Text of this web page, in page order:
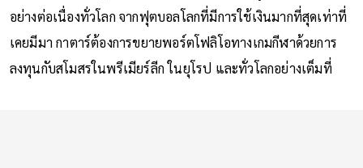
อย่างต่อเนื่องทั่วโลก จากฟุตบอลโลกที่มีการใช้เงินมากที่สุดเท่าที่
เคยมีมา กาตาร์ต้องการขยายพอร์ตโฟลิโอทางเกมกีฬาด้วยการ
ลงทุนกับสโมสรในพรีเมียร์ลีก ในยุโรป และทั่วโลกอย่างเต็มที่